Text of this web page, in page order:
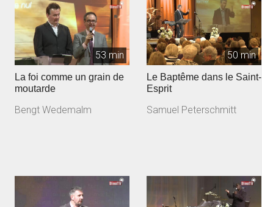
53 min
La foi comme un grain de
moutarde
Bengt Wedemalm
50 min
Le Baptême dans le Saint-
Esprit
Samuel Peterschmitt